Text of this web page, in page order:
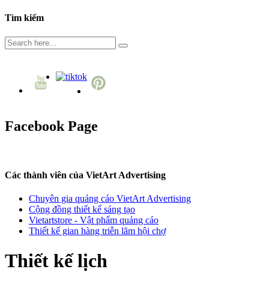
Tìm kiếm
Facebook Page
Các thành viên của VietArt Advertising
Chuyên gia quảng cáo VietArt Advertising
Cộng đồng thiết kế sáng tạo
Vietartstore - Vật phẩm quảng cáo
Thiết kế gian hàng triễn lãm hội chợ
Thiết kế lịch